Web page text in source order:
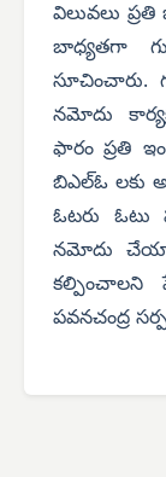
విలువలు ప్రతి
బాధ్యతగా
నమోదు
ఫారం ప్రతి
బిఎల్ఓ లకు
ఓటరు ఓటు
నమోదు
కల్పించాలని
పవనచంద్ర